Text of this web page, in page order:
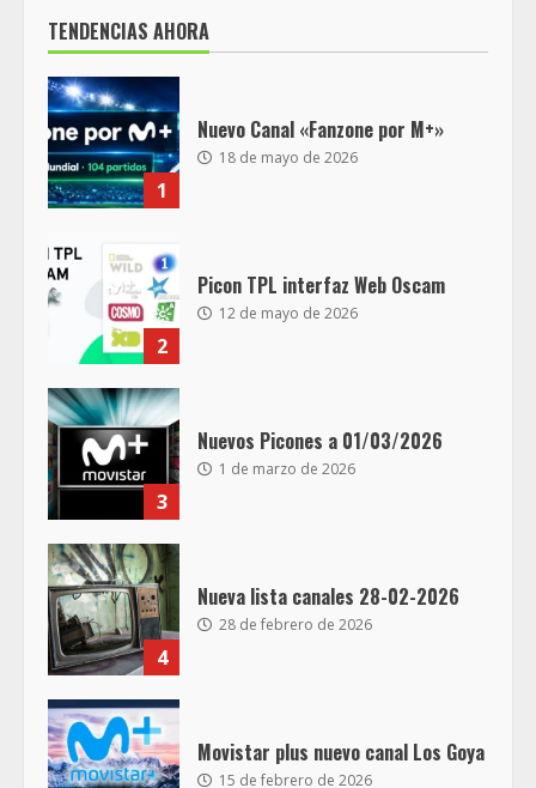
TENDENCIAS AHORA
1
Nuevo Canal «Fanzone por M+»
18 de mayo de 2026
2
Picon TPL interfaz Web Oscam
12 de mayo de 2026
3
Nuevos Picones a 01/03/2026
1 de marzo de 2026
4
Nueva lista canales 28-02-2026
28 de febrero de 2026
Movistar plus nuevo canal Los Goya
15 de febrero de 2026